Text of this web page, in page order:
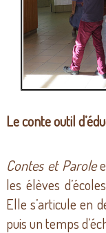
Le conte outil
Contes et Parole
les élèves
Elle s’articule en
puis un temps